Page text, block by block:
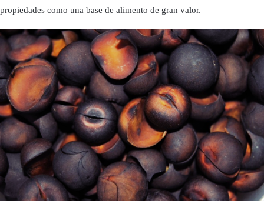
propiedades como una base de alimento de gran valor.